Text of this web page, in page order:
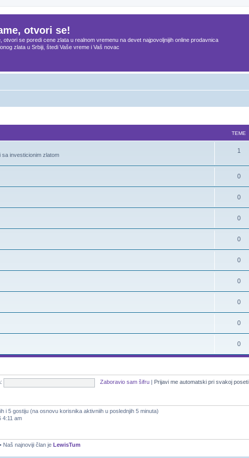
otvori se!
otvori se poredi cene zlata u realnom vremenu na devet najpovoljnijih online prodavnica
zlata u Srbiji, štedi Vaše vreme i Vaš novac
TEME
investicionim zlatom
1
0
0
0
0
0
0
0
0
0
Zaboravio sam šifru Prijavi me automatski pri svakoj poseti
i 5 gostiju (na osnovu korisnika aktivniih u poslednjih 5 minuta)
4:11 am
• Naš najnoviji član je LewisTum